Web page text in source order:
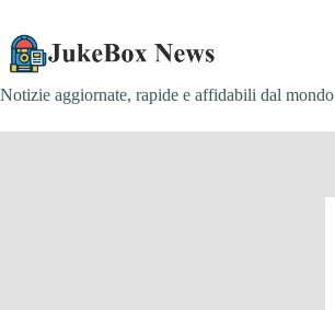
contenuto
Notizie aggiornate, rapide e affidabili dal mondo